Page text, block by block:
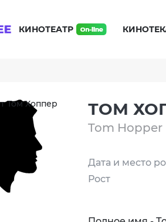
КИНОТЕАТР
ТОМ
Tom Hopper
Дата и место
Рост